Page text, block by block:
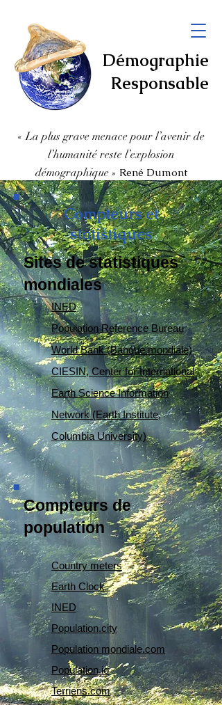
Démographie
Responsable
« La plus grave menace pour l’avenir de
l’humanité reste l’explosion
démographique » René Dumont
Compteurs et
statistiques
Sites de statistiques
mondiales
INED
Population Reference Bureau
World Bank (Banque mondiale)
CIESIN, Center for International
Earth Science Information
Network (Earth Institute,
Columbia University)
Compteurs de
population
Country meters
Earth Clock
INED
Population.city
Population mondiale.com
Population.io
Terriens.com